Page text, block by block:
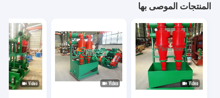
المنتجات الموصى بها